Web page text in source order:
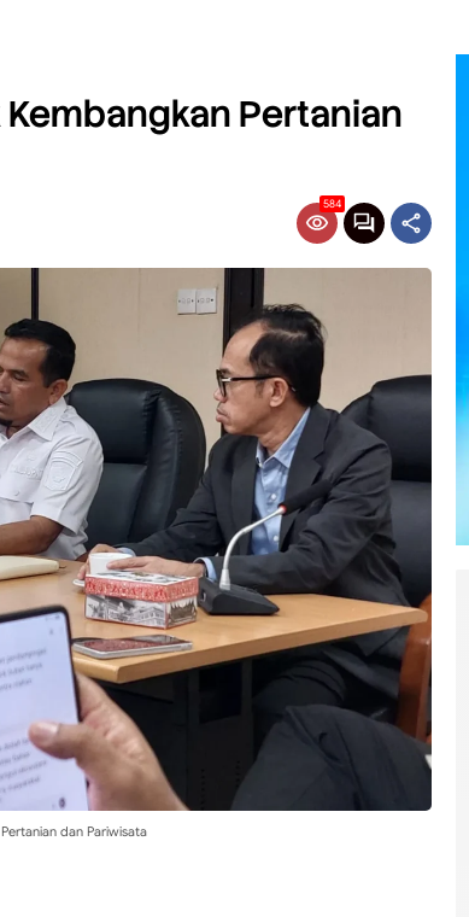
Pertanian
584
dan Pariwisata